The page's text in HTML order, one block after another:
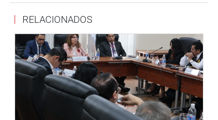
predictamen recaído en el Proyecto de Ley N.°
14140/2025-CR, que propone declarar de interés nacional
el tamizaje neonatal universal y el diagnóstico oportuno
de la displasia del desarrollo de la cadera (DDC).
Esta iniciativa busca garantizar que todos los recién
nacidos accedan a evaluaciones tempranas que permitan
detectar esta condición a tiempo, evitando
discapacidades y asegurando tratamientos oportunos
RELACIONADOS